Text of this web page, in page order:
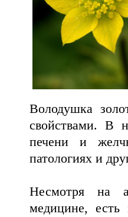
Володушка
свойствами. В
печени и
патологиях и
Несмотря на
медицине,